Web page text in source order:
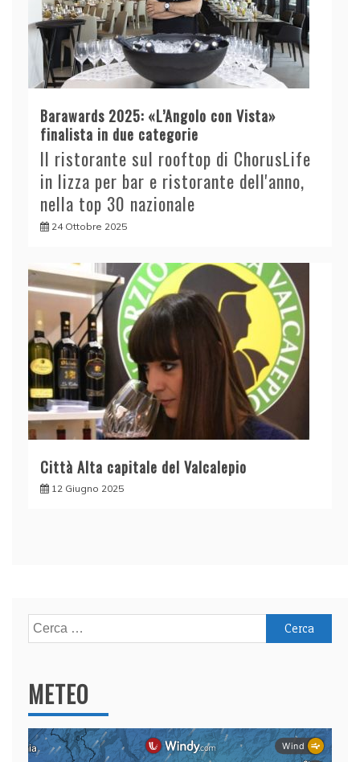
Barawards 2025: «L’Angolo con Vista»
finalista in due categorie
Il ristorante sul rooftop di ChorusLife
in lizza per bar e ristorante dell'anno,
nella top 30 nazionale
24 Ottobre 2025
Città Alta capitale del Valcalepio
12 Giugno 2025
Ricerca
per:
METEO